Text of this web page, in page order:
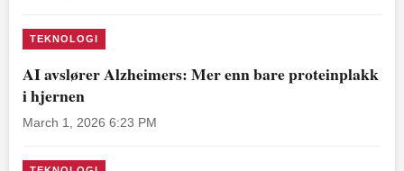
TEKNOLOGI
AI avslører Alzheimers: Mer enn bare proteinplakk
i hjernen
March 1, 2026 6:23 PM